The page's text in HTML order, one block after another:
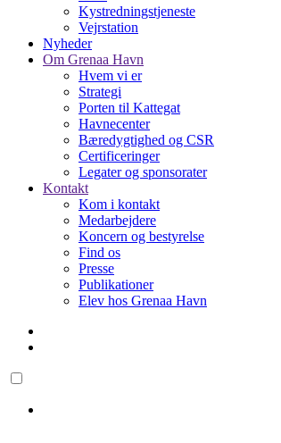
Kystredningstjeneste
Vejrstation
Nyheder
Om Grenaa Havn
Hvem vi er
Strategi
Porten til Kattegat
Havnecenter
Bæredygtighed og CSR
Certificeringer
Legater og sponsorater
Kontakt
Kom i kontakt
Medarbejdere
Koncern og bestyrelse
Find os
Presse
Publikationer
Elev hos Grenaa Havn